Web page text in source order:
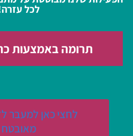
לכל
תרומה באמצעות
לחצי כאן למעבר
מאובטח